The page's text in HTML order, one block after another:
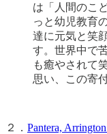
は「人間のこ
っと幼児教育
達に元気と笑
す。世界中で
も癒やされて
思い、この寄
２． Pantera,